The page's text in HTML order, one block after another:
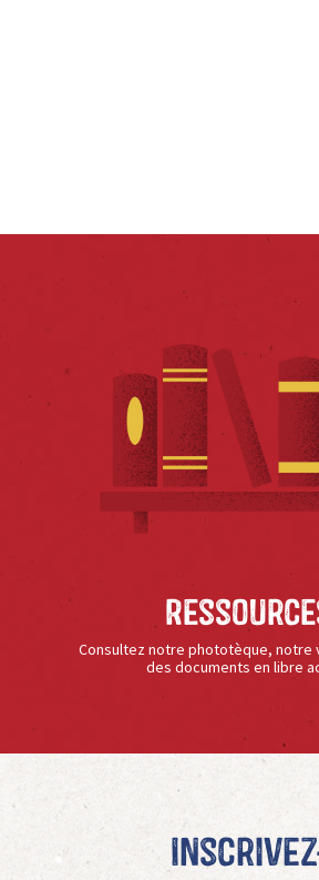
Consultez notre phototèque, notre
des documents en libre